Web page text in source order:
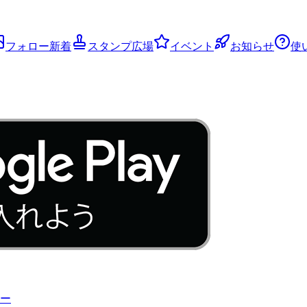
フォロー新着 スタンプ広場 イベント お知らせ 使